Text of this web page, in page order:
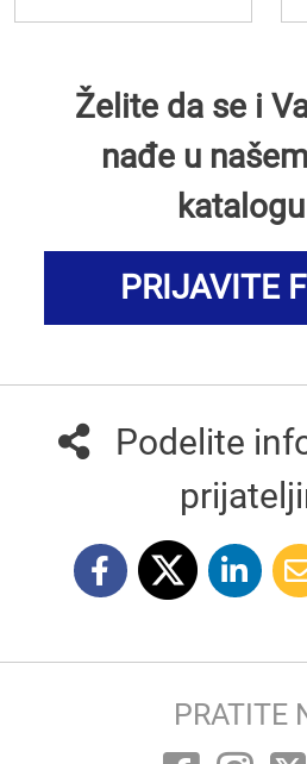
Želite da se i
nađe u
PRIJAVITE
Podelite
PRATITE